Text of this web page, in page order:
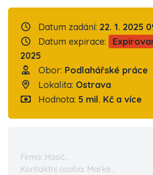
Datum zadání: 22. 1. 2025
Datum expirace:
2025
Obor: Podlahářské práce
Lokalita: Ostrava
Hodnota: 5 mil. Kč a více
Firma: Hasič...
Kontaktní osoba: Marké...